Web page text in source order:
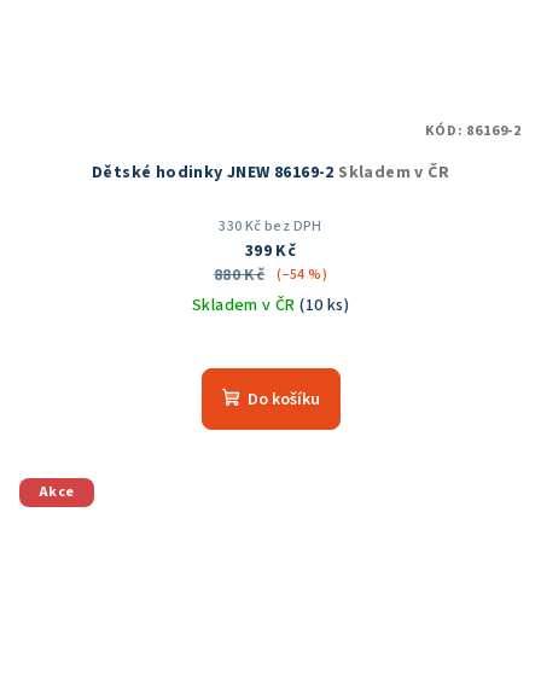
Dětské hodinky JNEW 86169-2 Skladem v ČR
330 Kč bez DPH
399 Kč
880 Kč (–54 %)
Skladem v ČR(10 ks)
Do košíku
KÓD: 86169-2
Akce